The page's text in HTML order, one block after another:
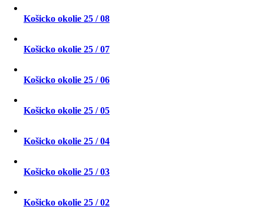
Košicko okolie 25 / 08
Košicko okolie 25 / 07
Košicko okolie 25 / 06
Košicko okolie 25 / 05
Košicko okolie 25 / 04
Košicko okolie 25 / 03
Košicko okolie 25 / 02